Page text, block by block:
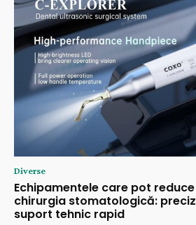
Diverse
Echipamentele care pot
chirurgia stomatologică:
suport tehnic rapid